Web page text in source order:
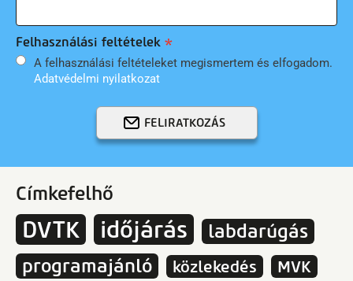
Felhasználási feltételek
A felhasználási feltételeket megismertem és elfogadom.
Adatvédelmi nyilatkozat
FELIRATKOZÁS
Címkefelhő
DVTK időjárás
labdarúgás
programajánló
közlekedés MVK